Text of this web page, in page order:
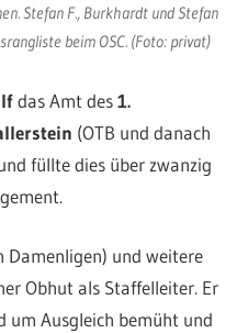
Stefan F., Burkhardt und Stefan
beim OSC. (Foto: privat)
das Amt des1.
(OTB und danach
füllte dies über zwanzig
Damenligen) und weitere
Obhut als Staffelleiter. Er
um Ausgleich bemüht und